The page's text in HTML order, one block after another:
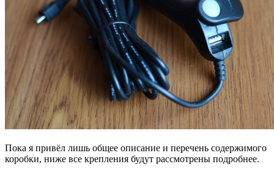
Пока я привёл лишь общее описание и перечень содержимого
коробки, ниже все крепления будут рассмотрены подробнее.